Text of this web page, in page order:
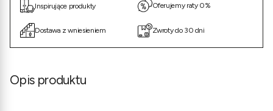
Inspirujące produkty
Dostawa z wniesieniem
Oferujemy raty 0%
Zwroty do 30 dni
Opis produktu